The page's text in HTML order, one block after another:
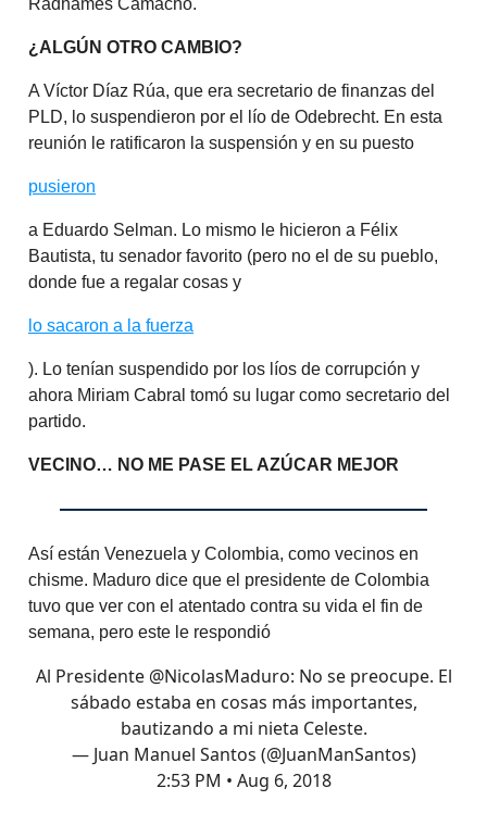
Radhamés Camacho.
¿ALGÚN OTRO CAMBIO?
A Víctor Díaz Rúa, que era secretario de finanzas del
PLD, lo suspendieron por el lío de Odebrecht. En esta
reunión le ratificaron la suspensión y en su puesto
pusieron
a Eduardo Selman. Lo mismo le hicieron a Félix
Bautista, tu senador favorito (pero no el de su pueblo,
donde fue a regalar cosas y
lo sacaron a la fuerza
). Lo tenían suspendido por los líos de corrupción y
ahora Miriam Cabral tomó su lugar como secretario del
partido.
VECINO… NO ME PASE EL AZÚCAR MEJOR
Así están Venezuela y Colombia, como vecinos en
chisme. Maduro dice que el presidente de Colombia
tuvo que ver con el atentado contra su vida el fin de
semana, pero este le respondió
Al Presidente @NicolasMaduro: No se preocupe. El
sábado estaba en cosas más importantes,
bautizando a mi nieta Celeste.
— Juan Manuel Santos (@JuanManSantos)
2:53 PM • Aug 6, 2018